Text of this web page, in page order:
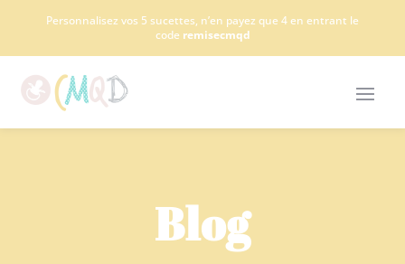
Personnalisez vos 5 sucettes, n’en payez que 4 en entrant le
code remisecmqd
Blog
Panneau de gestion des cookies